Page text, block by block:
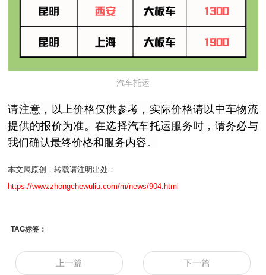
汽车托运
请注意，以上价格仅供参考，实际价格请以中车物流
提供的报价为准。在选择汽车托运服务时，请务必与
我们确认最终价格和服务内容。
本文属原创，转载请注明出处：
https://www.zhongchewuliu.com/m/news/904.html
TAG标签：
上一篇 下一篇